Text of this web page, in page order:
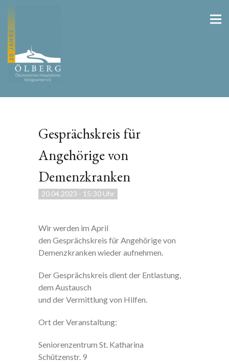
Gesprächskreis für
Angehörige von
Demenzkranken
20.04.2023 - 15:30 Uhr
Wir werden im April
den Gesprächskreis für Angehörige von
Demenzkranken wieder aufnehmen.
Der Gesprächskreis dient der Entlastung,
dem Austausch
und der Vermittlung von Hilfen.
Ort der Veranstaltung:
Seniorenzentrum St. Katharina
Schützenstr. 9